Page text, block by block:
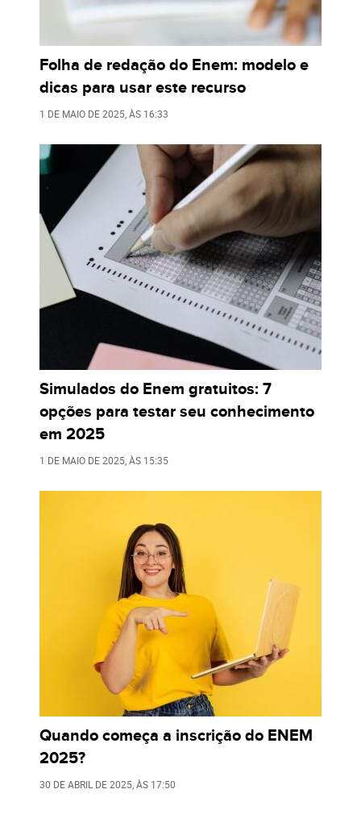
Folha de redação do Enem: modelo e
dicas para usar este recurso
1 DE MAIO DE 2025 , ÀS 16:33
Simulados do Enem gratuitos: 7
opções para testar seu conhecimento
em 2025
1 DE MAIO DE 2025 , ÀS 15:35
Quando começa a inscrição do ENEM
2025?
30 DE ABRIL DE 2025 , ÀS 17:50